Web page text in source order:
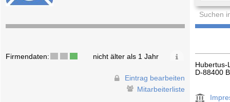
Suchen
Firmendaten: nicht älter als 1 Jahr
Eintrag bearbeiten
Mitarbeiterliste
Hubertus-
D-88400